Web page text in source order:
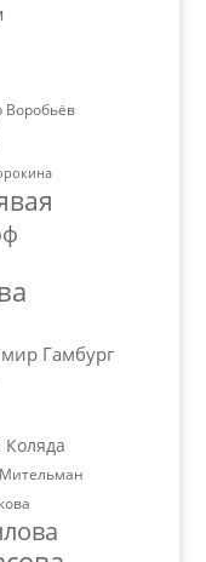
Воробьёв
Гамбург
Коляда